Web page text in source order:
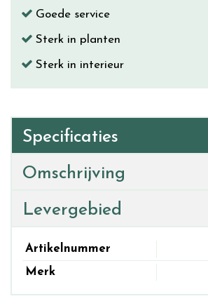
Goede service
Sterk in planten
Sterk in interieur
Specificaties
Omschrijving
Levergebied
Artikelnummer
Merk